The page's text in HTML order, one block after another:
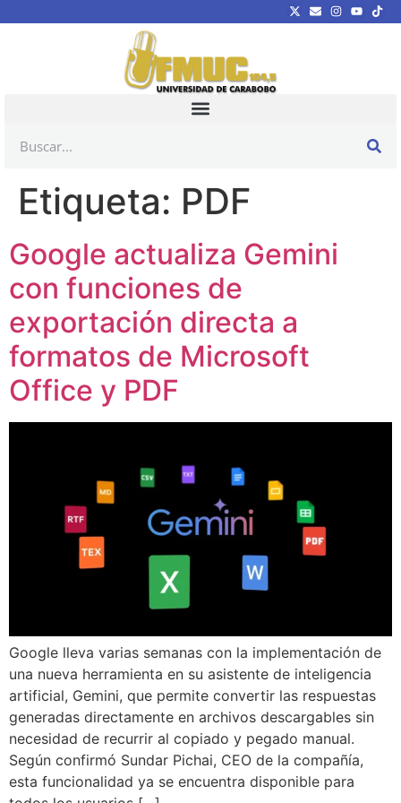
Etiqueta: PDF
Google actualiza Gemini
con funciones de
exportación directa a
formatos de Microsoft
Office y PDF
Google lleva varias semanas con la implementación de
una nueva herramienta en su asistente de inteligencia
artificial, Gemini, que permite convertir las respuestas
generadas directamente en archivos descargables sin
necesidad de recurrir al copiado y pegado manual.
Según confirmó Sundar Pichai, CEO de la compañía,
esta funcionalidad ya se encuentra disponible para